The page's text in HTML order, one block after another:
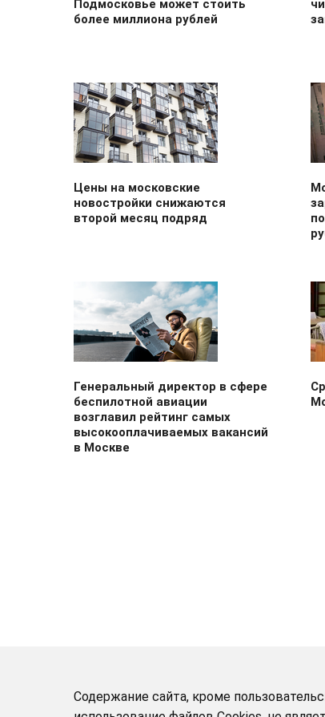
Подмосковье может стоить
более миллиона рублей
Цены на московские
новостройки снижаются
второй месяц подряд
Генеральный директор в сфере
беспилотной авиации
возглавил рейтинг самых
высокооплачиваемых вакансий
в Москве
Содержание сайта, кроме